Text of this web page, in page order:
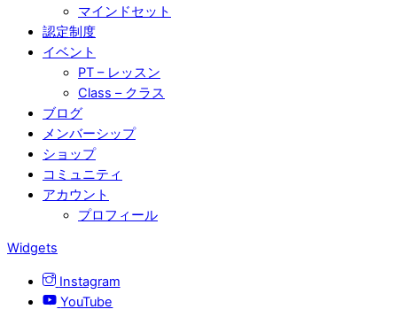
マインドセット
認定制度
イベント
PT – レッスン
Class – クラス
ブログ
メンバーシップ
ショップ
コミュニティ
アカウント
プロフィール
Widgets
Instagram
YouTube